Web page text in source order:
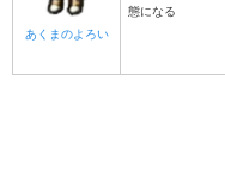
あくまのよろい
態になる